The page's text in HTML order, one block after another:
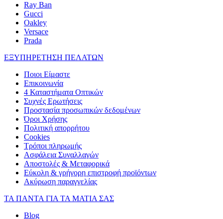
Ray Ban
Gucci
Oakley
Versace
Prada
ΕΞΥΠΗΡΕΤΗΣΗ ΠΕΛΑΤΩΝ
Ποιοι Είμαστε
Επικοινωνία
4 Καταστήματα Οπτικών
Συχνές Ερωτήσεις
Προστασία προσωπικών δεδομένων
Όροι Χρήσης
Πολιτική απορρήτου
Cookies
Τρόποι πληρωμής
Ασφάλεια Συναλλαγών
Αποστολές & Μεταφορικά
Εύκολη & γρήγορη επιστροφή προϊόντων
Ακύρωση παραγγελίας
ΤΑ ΠΑΝΤΑ ΓΙΑ ΤΑ ΜΑΤΙΑ ΣΑΣ
Blog